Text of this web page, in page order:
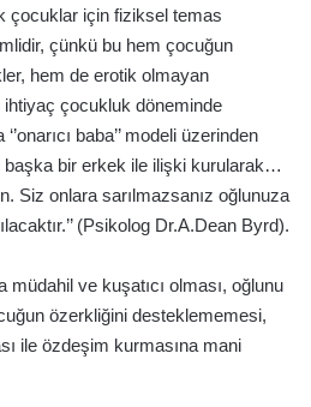
çocuklar için fiziksel temas
çünkü bu hem çocuğun
hem de erotik olmayan
ihtiyaç çocukluk döneminde
baba’’ modeli üzerinden
başka bir erkek ile ilişki kurularak…
Siz onlara sarılmazsanız oğlunuza
(Psikolog Dr.A.Dean Byrd).
müdahil ve kuşatıcı olması, oğlunu
özerkliğini desteklememesi,
ile özdeşim kurmasına mani